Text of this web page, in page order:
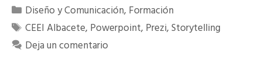
Categorías
Diseño y Comunicación, Formación
Etiquetas
CEEI Albacete, Powerpoint, Prezi,Storytelling
Deja un comentario